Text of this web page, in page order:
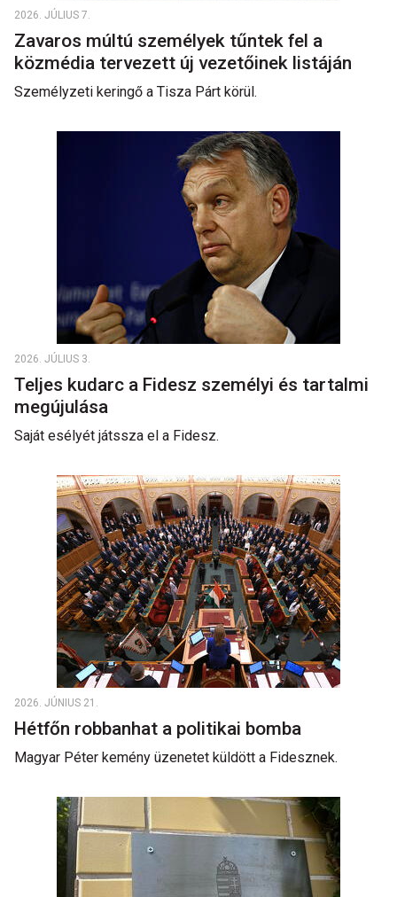
2026. JÚLIUS 7.
Zavaros múltú személyek tűntek fel a
közmédia tervezett új vezetőinek listáján
Személyzeti keringő a Tisza Párt körül.
2026. JÚLIUS 3.
Teljes kudarc a Fidesz személyi és tartalmi
megújulása
Saját esélyét játssza el a Fidesz.
2026. JÚNIUS 21.
Hétfőn robbanhat a politikai bomba
Magyar Péter kemény üzenetet küldött a Fidesznek.